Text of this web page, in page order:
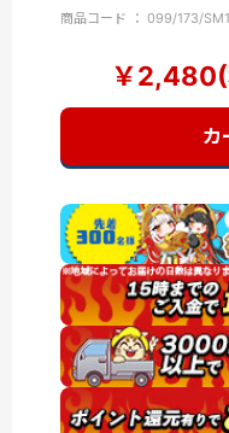
商品コード ： 099/173/
￥
カ